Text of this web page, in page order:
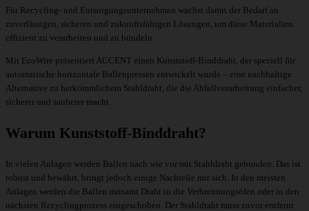
Für Recycling- und Entsorgungsunternehmen wächst damit der Bedarf an
zuverlässigen, sicheren und zukunftsfähigen Lösungen, um diese Materialien
effizient zu verarbeiten und zu bündeln.
Mit EcoWire präsentiert ACCENT einen Kunststoff-Binddraht, der speziell für
automatische horizontale Ballenpressen entwickelt wurde – eine nachhaltige
Alternative zu herkömmlichem Stahldraht, die die Abfallverarbeitung einfacher,
sicherer und sauberer macht.
Warum Kunststoff-Binddraht?
In vielen Anlagen werden Ballen nach wie vor mit Stahldraht gebunden. Das ist
robust und bewährt, bringt jedoch einige Nachteile mit sich. In den meisten
Anlagen werden die Ballen mitsamt Draht in die Verbrennungsöfen oder in den
nächsten Recyclingprozess eingeschoben. Der Stahldraht muss zuvor entfernt